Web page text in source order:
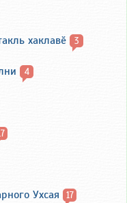
хаклавӗ 3
4
Ухсая 17